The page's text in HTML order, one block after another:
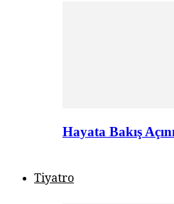
Hayata Bakış
Tiyatro